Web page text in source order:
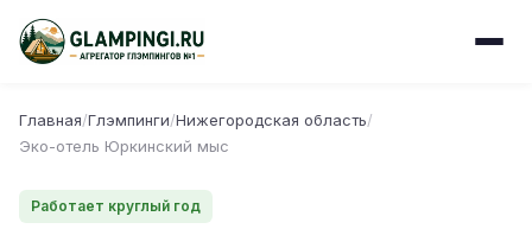
Главная/Глэмпинги/Нижегородская область/
Эко-отель Юркинский мыс
Работает круглый год